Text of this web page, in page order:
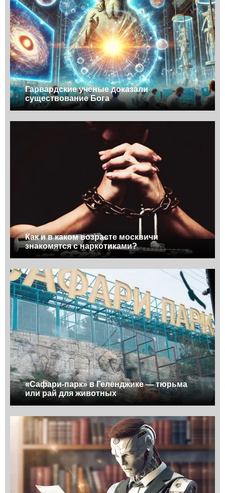
Гарвардские ученые доказали
существование Бога
Как и в каком возрасте москвичи
знакомятся с наркотиками?
«Сафари-парк» в Геленджике — тюрьма
или рай для животных